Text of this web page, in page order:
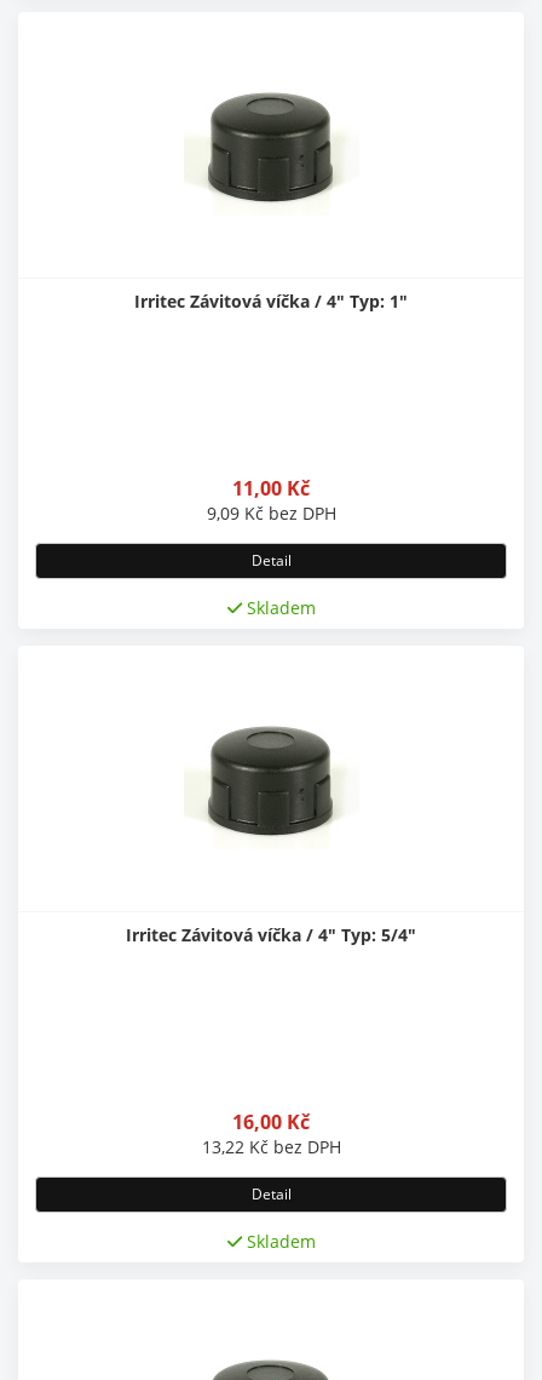
Irritec Závitová víčka / 4" Typ: 1"
11,00 Kč
9,09 Kč bez DPH
Detail
Skladem
Irritec Závitová víčka / 4" Typ: 5/4"
16,00 Kč
13,22 Kč bez DPH
Detail
Skladem